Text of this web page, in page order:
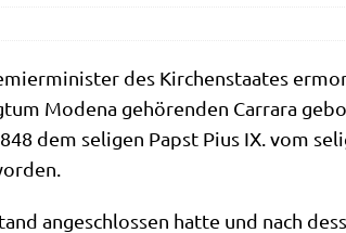
des Kir­chen­staa­tes
Mode­na gehö­ren­den Car­ra­ra
dem seli­gen Papst Pius IX. vom
ange­schlos­sen hat­te und nach